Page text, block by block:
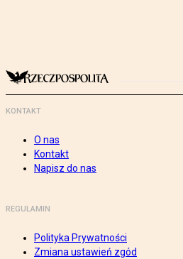
KONTAKT
O nas
Kontakt
Napisz do nas
REGULAMIN
Polityka Prywatności
Zmiana ustawień zgód